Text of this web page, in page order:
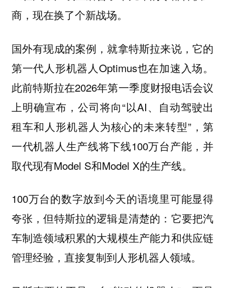
商，现在换了个新战场。
国外有现成的案例，就拿特斯拉来说，它的
第一代人形机器人Optimus也在加速入场。
此前特斯拉在2026年第一季度财报电话会议
上明确宣布，公司将向“以AI、自动驾驶出
租车和人形机器人为核心的未来转型”，第
一代机器人生产线将下线100万台产能，并
取代现有Model S和Model X的生产线。
100万台的数字放到今天的语境里可能显得
夸张，但特斯拉的逻辑是清楚的： 它要把汽
车制造领域积累的大规模生产能力和供应链
管理经验，直接复制到人形机器人领域。